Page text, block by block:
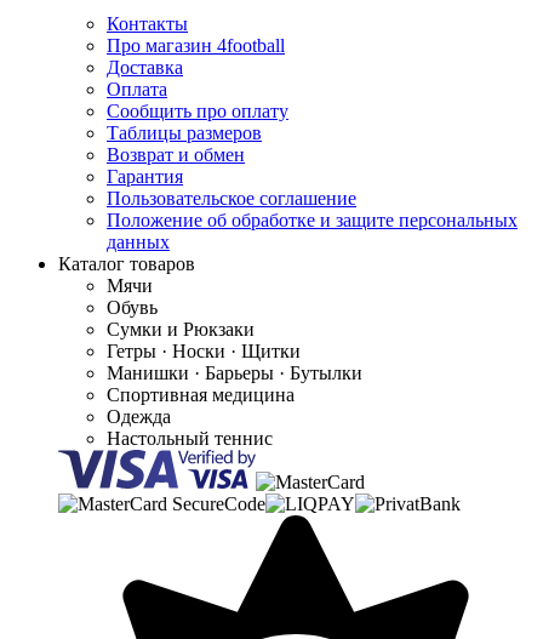
Контакты
Про магазин 4football
Доставка
Оплата
Сообщить про оплату
Таблицы размеров
Возврат и обмен
Гарантия
Пользовательское соглашение
Положение об обработке и защите персональных
данных
Каталог товаров
Мячи
Обувь
Сумки и Рюкзаки
Гетры · Носки · Щитки
Манишки · Барьеры · Бутылки
Спортивная медицина
Одежда
Настольный теннис